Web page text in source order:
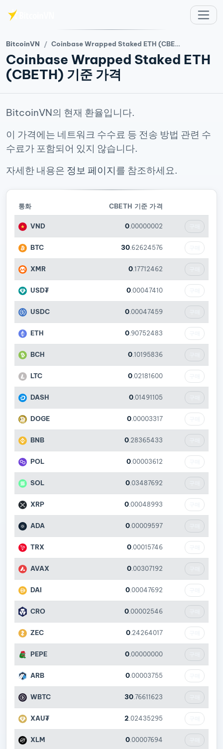
BitcoinVN Coinbase Wrapped Staked ETH (CBETH) 기준 가격
Coinbase Wrapped Staked ETH
(CBETH) 기준 가격
BitcoinVN의 현재 환율입니다.
이 가격에는 네트워크 수수료 등 전송 방법 관련 수
수료가 포함되어 있지 않습니다.
자세한 내용은 정보 페이지를 참조하세요.
통화 CBETH 기준 가격
VND 0 .00000002
BTC 30 .62624576
XMR 0 .17712462
USD₮ 0 .00047410
USDC 0 .00047459
ETH 0 .90752483
BCH 0 .10195836
LTC 0 .02181600
DASH 0 .01491105
DOGE 0 .00003317
BNB 0 .28365433
POL 0 .00003612
SOL 0 .03487692
XRP 0 .00048993
ADA 0 .00009597
TRX 0 .00015746
AVAX 0 .00307192
DAI 0 .00047692
CRO 0 .00002546
ZEC 0 .24264017
PEPE 0 .00000000
ARB 0 .00003755
WBTC 30 .76611623
XAU₮ 2 .02435295
XLM 0 .00007694